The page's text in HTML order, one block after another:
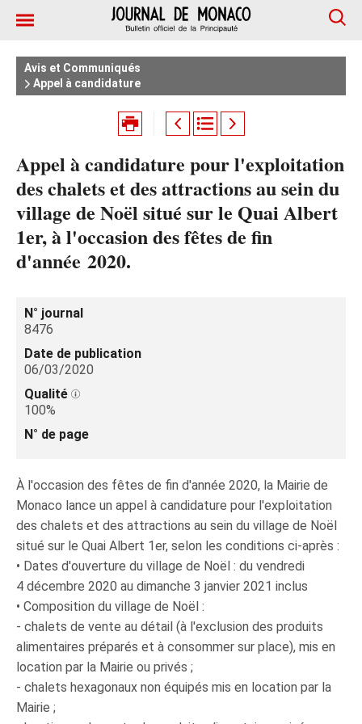
Avis et Communiqués
Appel à candidature
Appel à candidature pour l'exploitation
des chalets et des attractions au sein du
village de Noël situé sur le Quai Albert
1er, à l'occasion des fêtes de fin
d'année 2020.
N° journal
8476
Date de publication
06/03/2020
Qualité
100%
N° de page
À l'occasion des fêtes de fin d'année 2020, la Mairie de
Monaco lance un appel à candidature pour l'exploitation
des chalets et des attractions au sein du village de Noël
situé sur le Quai Albert 1er, selon les conditions ci-après :
• Dates d'ouverture du village de Noël : du vendredi
4 décembre 2020 au dimanche 3 janvier 2021 inclus
• Composition du village de Noël :
- chalets de vente au détail (à l'exclusion des produits
alimentaires préparés et à consommer sur place), mis en
location par la Mairie ou privés ;
- chalets hexagonaux non équipés mis en location par la
Mairie ;